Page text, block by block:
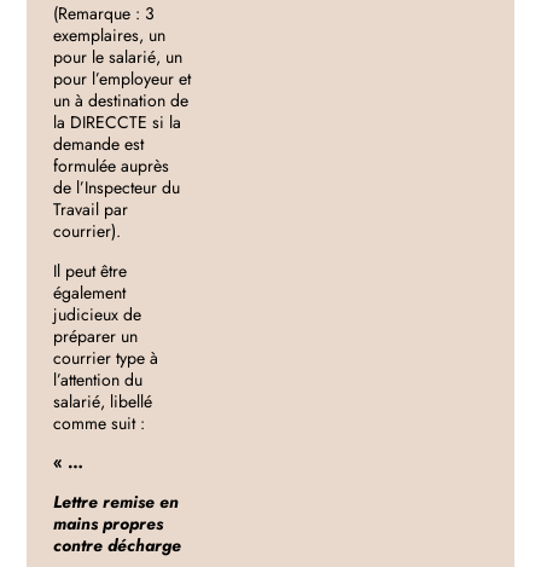
(Remarque : 3
exemplaires, un
pour le salarié, un
pour l’employeur et
un à destination de
la DIRECCTE si la
demande est
formulée auprès
de l’Inspecteur du
Travail par
courrier).
Il peut être
également
judicieux de
préparer un
courrier type à
l’attention du
salarié, libellé
comme suit :
« …
Lettre remise en
mains propres
contre décharge